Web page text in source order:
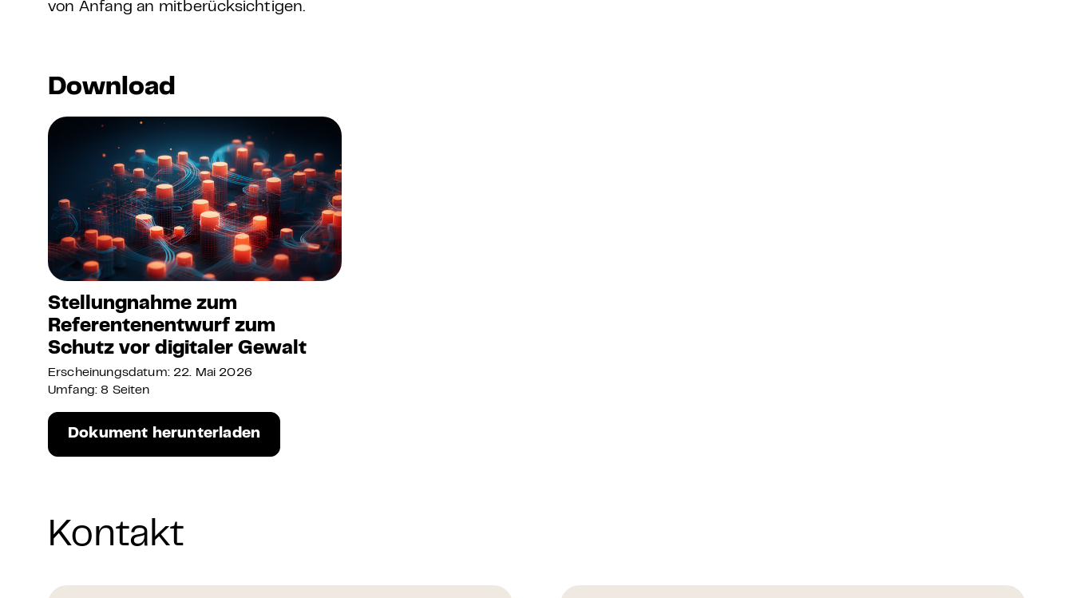
von Anfang an mitberücksichtigen.
Download
Stellungnahme zum
Referentenentwurf zum
Schutz vor digitaler Gewalt
Erscheinungsdatum: 22. Mai 2026
Umfang: 8 Seiten
Dokument herunterladen
Kontakt